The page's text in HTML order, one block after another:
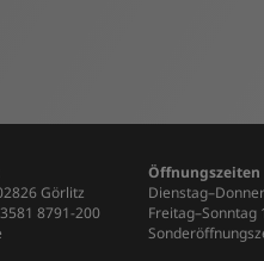
Görlitz
8791-200
Öffnungszeiten
Freitag–Sonntag